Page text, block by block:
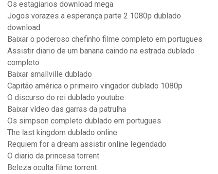
Os estagiarios download mega
Jogos vorazes a esperança parte 2 1080p dublado
download
Baixar o poderoso chefinho filme completo em portugues
Assistir diario de um banana caindo na estrada dublado
completo
Baixar smallville dublado
Capitão américa o primeiro vingador dublado 1080p
O discurso do rei dublado youtube
Baixar vídeo das garras da patrulha
Os simpson completo dublado em portugues
The last kingdom dublado online
Requiem for a dream assistir online legendado
O diario da princesa torrent
Beleza oculta filme torrent